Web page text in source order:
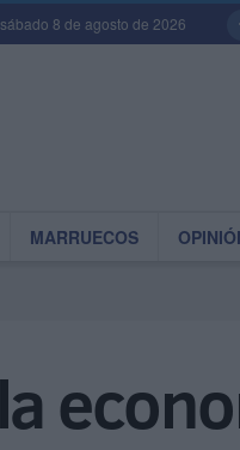
sábado 8 de agosto de 2026
MARRUECOS